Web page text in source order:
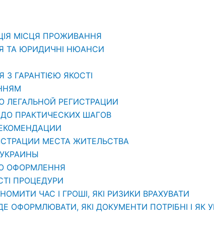
МІСЦЯ ПРОЖИВАННЯ
ТА ЮРИДИЧНІ НЮАНСИ
ГАРАНТІЄЮ ЯКОСТІ
ЛЕГАЛЬНОЙ РЕГИСТРАЦИИ
ПРАКТИЧЕСКИХ ШАГОВ
МЕСТА ЖИТЕЛЬСТВА
ОФОРМЛЕННЯ
ПРОЦЕДУРИ
ЧАС І ГРОШІ, ЯКІ РИЗИКИ ВРАХУВАТИ
ОФОРМЛЮВАТИ, ЯКІ ДОКУМЕНТИ ПОТРІБНІ І ЯК